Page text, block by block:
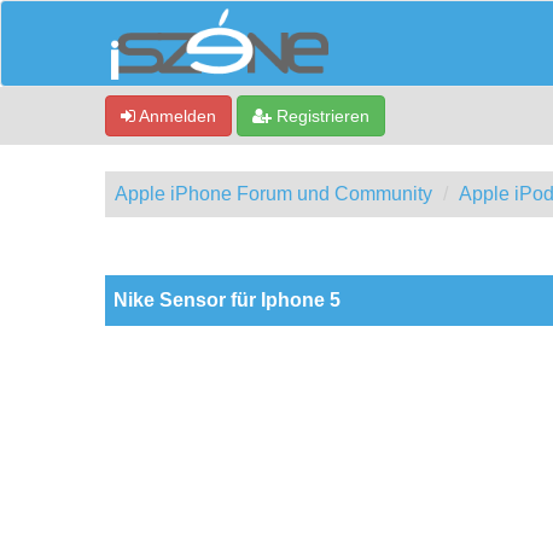
Anmelden Registrieren
Apple iPhone Forum und Community Apple
Nike Sensor für Iphone 5